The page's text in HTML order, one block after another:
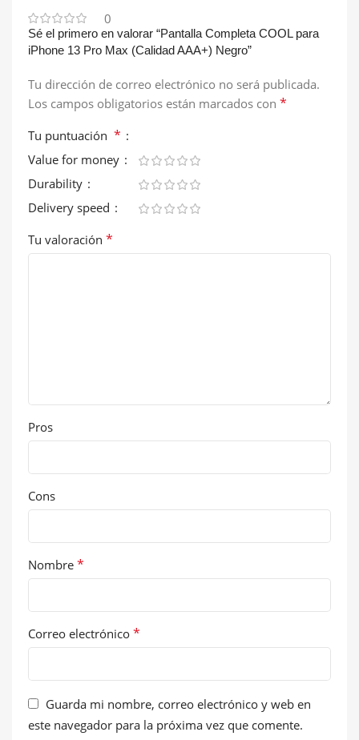
0
Sé el primero en valorar “Pantalla Completa COOL para
iPhone 13 Pro Max (Calidad AAA+) Negro”
Tu dirección de correo electrónico no será publicada.
Los campos obligatorios están marcados con *
Tu puntuación *
Value for money
Durability
Delivery speed
Tu valoración *
Pros
Cons
Nombre *
Correo electrónico *
Guarda mi nombre, correo electrónico y web en
este navegador para la próxima vez que comente.